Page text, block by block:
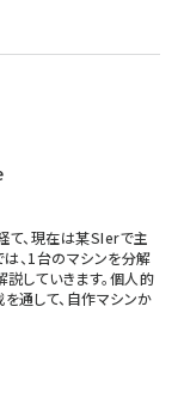
て、現在は某SIerで主
は、1台のマシンを分解
説していきます。個人的
通して、自作マシンか